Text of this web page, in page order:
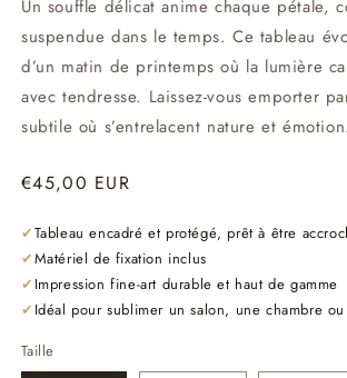
Un souffle délicat anime chaque pétale,
suspendue dans le temps. Ce tableau
d’un matin de printemps où la lumière
avec tendresse. Laissez-vous emporter
subtile où s’entrelacent nature et émotion.
Prix
€45,00 EUR
✔Tableau encadré et protégé, prêt à être
✔Matériel de fixation inclus
✔ Impression fine-art durable et haut de gamme
✔ Idéal pour sublimer un salon, une chambre
Taille